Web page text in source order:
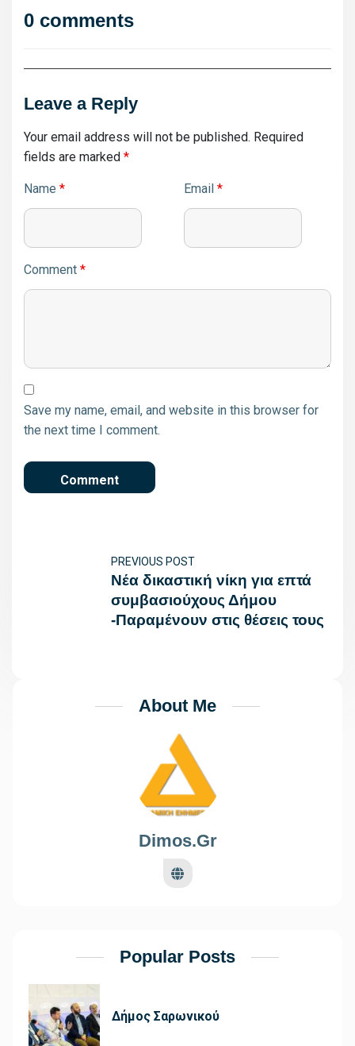
0 comments
Leave a Reply
Your email address will not be published. Required
fields are marked *
Name * Email *
Comment *
Save my name, email, and website in this browser for
the next time I comment.
PREVIOUS POST
Νέα δικαστική νίκη για επτά
συμβασιούχους Δήμου
-Παραμένουν στις θέσεις τους
About Me
Dimos.gr
Popular Posts
Δήμος Σαρωνικού